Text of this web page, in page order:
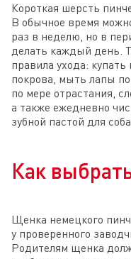
Короткая шерсть
В обычное время
раз в неделю, но в
делать каждый день.
правила ухода:
покрова, мыть лапы
по мере отрастания,
а также ежедневно
зубной пастой для
Как
Щенка немецкого
у проверенного
Родителям щенка